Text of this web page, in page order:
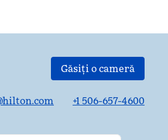
Găsiți o cameră
+1 506-657-4600